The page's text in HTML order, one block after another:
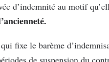
d’indemnité au motif
fixe le barème
de suspension du